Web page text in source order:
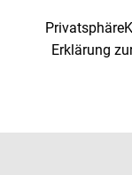
Privatsphäre
Erklärung